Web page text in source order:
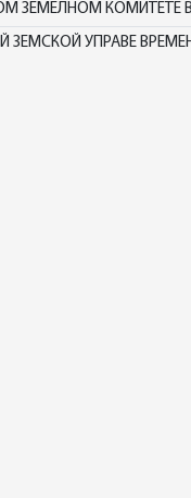
ЗЕМЕЛНОМ КОМИТЕТЕ
УПРАВЕ